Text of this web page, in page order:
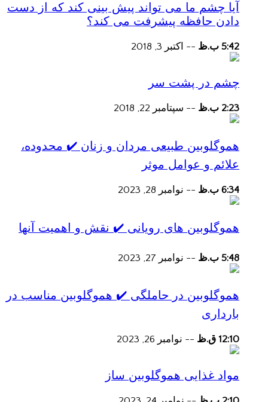
آیا چشم ما می تواند پیش بینی کند که از دست
دادن حافظه پیشرفت می کند؟
5:42 ب.ظ -- اکتبر 3, 2018
چشم در پشت سر
2:23 ب.ظ -- سپتامبر 22, 2018
هموگلوبین طبیعی مردان و زنان ✔️ محدوده،
علائم و عوامل موثر
6:34 ب.ظ -- نوامبر 28, 2023
هموگلوبین های رویانی ✔️ نقش و اهمیت آنها
5:48 ب.ظ -- نوامبر 27, 2023
هموگلوبین در حاملگی ✔️ هموگلوبین مناسب در
بارداری
12:10 ق.ظ -- نوامبر 26, 2023
مواد غذایی هموگلوبین ساز